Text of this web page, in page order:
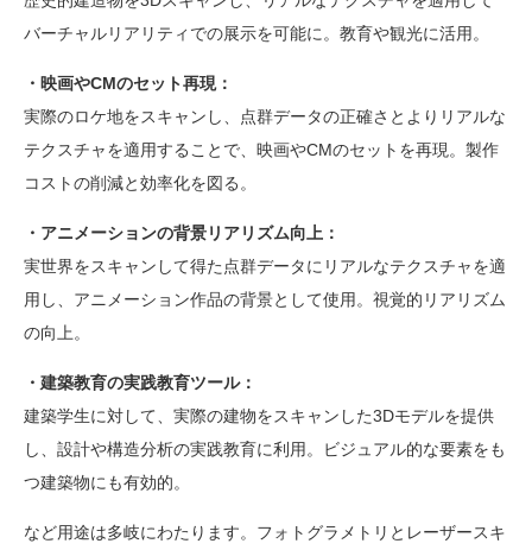
バーチャルリアリティでの展示を可能に。教育や観光に活用。
・映画やCMのセット再現：
実際のロケ地をスキャンし、点群データの正確さとよりリアルな
テクスチャを適用することで、映画やCMのセットを再現。製作
コストの削減と効率化を図る。
・アニメーションの背景リアリズム向上：
実世界をスキャンして得た点群データにリアルなテクスチャを適
用し、アニメーション作品の背景として使用。視覚的リアリズム
の向上。
・建築教育の実践教育ツール：
建築学生に対して、実際の建物をスキャンした3Dモデルを提供
し、設計や構造分析の実践教育に利用。ビジュアル的な要素をも
つ建築物にも有効的。
など用途は多岐にわたります。フォトグラメトリとレーザースキ